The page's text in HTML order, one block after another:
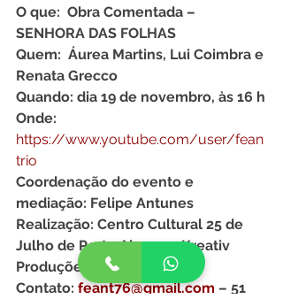
O que:  Obra Comentada –
SENHORA DAS FOLHAS
Quem:  Áurea Martins, Lui Coimbra e
Renata Grecco
Quando: dia 19 de novembro, às 16 h
Onde:
https://www.youtube.com/user/fean
trio
Coordenação do evento e
mediação: Felipe Antunes
Realização: Centro Cultural 25 de
Julho de Porto Alegre e Kreativ
Produções Culturais
Contato: feant76@gmail.com – 51